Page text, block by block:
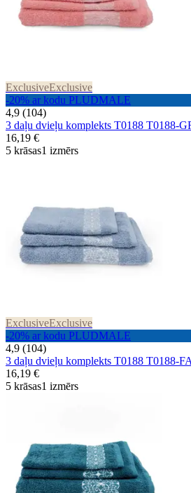
ExclusiveExclusive
-20% ar kodu PLUDMALE
4,9 (104)
3 daļu dvieļu komplekts T0188 T0188-
16,19 €
5 krāsas1 izmērs
ExclusiveExclusive
-20% ar kodu PLUDMALE
4,9 (104)
3 daļu dvieļu komplekts T0188 T0188-
16,19 €
5 krāsas1 izmērs